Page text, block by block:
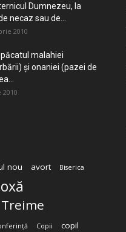
Dumnezeu, la
necaz sau de...
2010
păcatul malahiei
şi onaniei (pazei de
2010
nou avort Biserica
Copii
copil